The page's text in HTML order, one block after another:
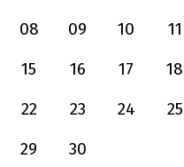
08
09 10 11
15
16 17 18
22
23 24 25
29
30